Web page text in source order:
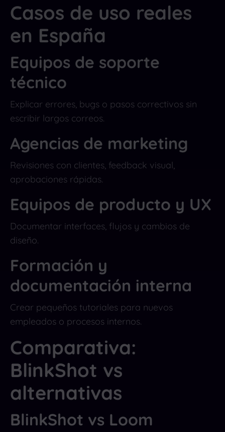
Casos de uso reales
en España
Equipos de soporte
técnico
Explicar errores, bugs o pasos correctivos sin
escribir largos correos.
Agencias de marketing
Revisiones con clientes, feedback visual,
aprobaciones rápidas.
Equipos de producto y UX
Documentar interfaces, flujos y cambios de
diseño.
Formación y
documentación interna
Crear pequeños tutoriales para nuevos
empleados o procesos internos.
Comparativa:
BlinkShot vs
alternativas
BlinkShot vs Loom